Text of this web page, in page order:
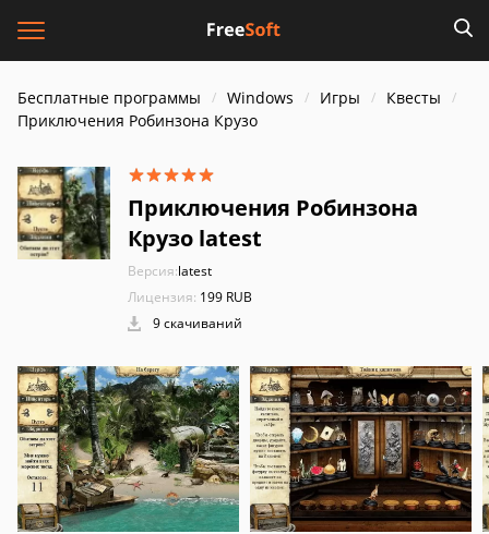
Бесплатные программы Windows Игры
Квесты
Приключения Робинзона Крузо
Приключения Робинзона
Крузо latest
Версия:latest
Лицензия: 199 RUB
9 скачиваний